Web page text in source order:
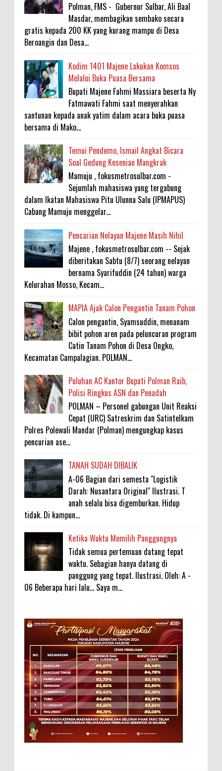
Polman, FMS - Gubernur Sulbar, Ali Baal
Masdar, membagikan sembako secara
gratis kepada 200 KK yang kurang mampu di Desa
Beroangin dan Desa...
Kodim 1401 Majene Lakukan Komsos
Melalui Buka Puasa Bersama
Bupati Majene Fahmi Massiara beserta Ny
Fatmawati Fahmi saat menyerahkan
santunan kepada anak yatim dalam acara buka puasa
bersama di Mako...
Temui Pendemo, Ismail Angkat Bicara
Soal Gedung Kesenian Mangkrak
Mamuju , fokusmetrosulbar.com -
Sejumlah mahasiswa yang tergabung
dalam Ikatan Mahasiswa Pitu Ulunna Salu (IPMAPUS)
Cabang Mamuju menggelar...
Pencarian Nelayan Majene Masih Nihil
Majene , fokusmetrosulbar.com -- Sejak
diberitakan Sabtu (8/7) seorang nelayan
bernama Syarifuddin (24 tahun) warga
Kelurahan Mosso, Kecam...
MAPIA Ajak Calon Pengantin Tanam Pohon
Calon pengantin, Syamsuddin, menanam
bibit pohon aren pada peluncuran program
Catin Tanam Pohon di Desa Ongko,
Kecamatan Campalagian. POLMAN...
Puluhan AC Kantor Bupati Polman Raib,
Polisi Ringkus ASN dan Penadah
POLMAN – Personel gabungan Unit Reaksi
Cepat (URC) Satreskrim dan Satintelkam
Polres Polewali Mandar (Polman) mengungkap kasus
pencurian ase...
TANAH SUDAH DIBALIK
A-06 Bagian dari semesta "Logistik
Darah: Nusantara Original" Ilustrasi. T
anah selalu bisa digemburkan. Hidup
tidak. Di kampun...
Ketika Waktu Memilih Panggungnya
Tidak semua pertemuan datang tepat
waktu. Sebagian hanya datang di
panggung yang tepat. Ilustrasi. Oleh: A -
06 Beberapa hari lalu... Saya m...